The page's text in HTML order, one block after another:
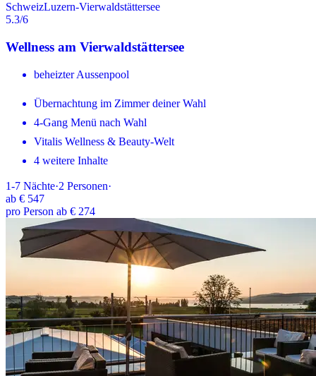
SchweizLuzern-Vierwaldstättersee
5.3/6
Wellness am Vierwaldstättersee
beheizter Aussenpool
Übernachtung im Zimmer deiner Wahl
4-Gang Menü nach Wahl
Vitalis Wellness & Beauty-Welt
4 weitere Inhalte
1-7 Nächte·2 Personen·
ab € 547
pro Person ab € 274